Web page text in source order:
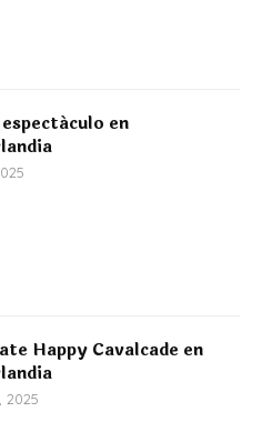
en
Happy Cavalcade en
2025